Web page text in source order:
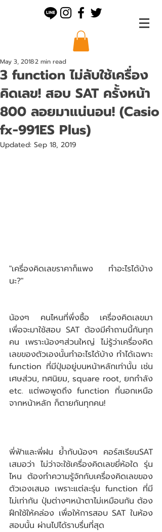
3 function ไม่ลับใช้เครื่อง
คิดเลข! สอบ SAT ครั้งหน้า
800 ลอยมาแน่นอน! (Casio
fx-991ES Plus)
May 3, 20182 min read
Updated: Sep 18, 2019
"เครื่องคิดเลขราคาก็แพง ทำอะไรได้บ้าง
นะ?"
น้องๆ คนไหนที่พึ่งซื้อ เครื่องคิดเลขมา
เพื่อจะมาใช้สอบ SAT ต้องมีคำถามนี้กันทุก
คน เพราะน้องๆส่วนใหญ่ ไม่รู้ว่าเครื่องคิด
เลขของตัวเองนั้นทำอะไรได้บ้าง ทำได้เฉพาะ
function ที่มีปุ่มอยู่บนหน้าหลักเท่านั้น เช่น
เศษส่วน, ทศนิยม, square root, ยกกำลัง
etc. แต่พอพูดถึง function ที่นอกเหนือ
จากหน้าหลัก ก็ตายกันทุกคน!
พี่ฟ้าและพี่ฝน ย้ำกับน้องๆ คอร์สเรียนSAT
เสมอว่า ไม่ว่าจะใช้เครื่องคิดเลขยี่ห้อใด รุ่น
ไหน ต้องทำความรู้จักกับเครื่องคิดเลขของ
ตัวเองเสมอ เพราะแต่ละรุ่น function ที่มี
ไม่เท่ากัน ปุ่มต่างๆหน้าตาไม่เหมือนกัน ต้อง
ฝึกใช้ให้คล่อง เพื่อให้การสอบ SAT ในห้อง
สอบนั้น ผ่านไปได้ราบรื่นที่สุด